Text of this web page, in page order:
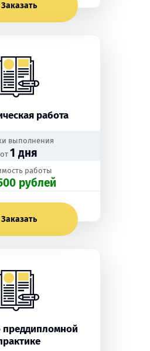
Заказать
работа
выполнения
от 1 дня
работы
рублей
Заказать
преддипломной